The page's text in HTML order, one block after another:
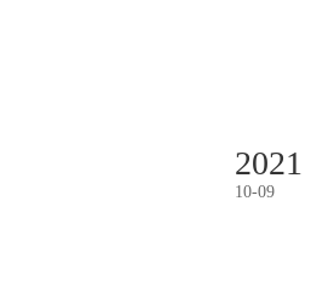
2021
10-09